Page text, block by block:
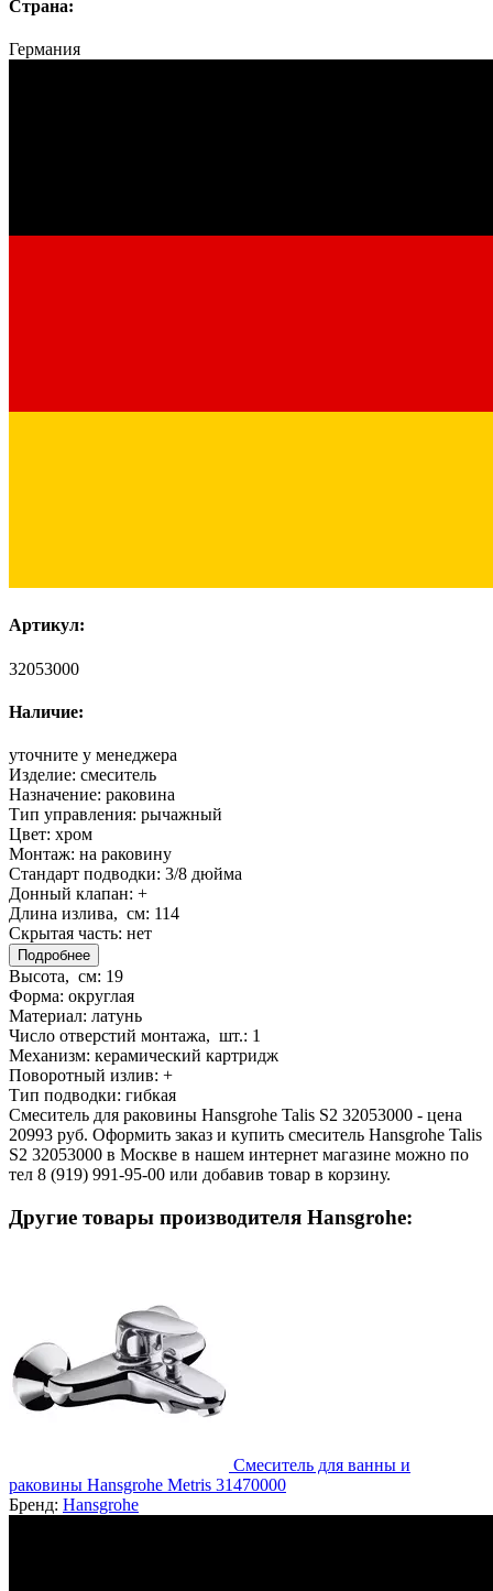
Страна:
Германия
Артикул:
32053000
Наличие:
уточните у менеджера
Изделие: смеситель
Назначение: раковина
Тип управления: рычажный
Цвет: хром
Монтаж: на раковину
Стандарт подводки: 3/8 дюйма
Донный клапан: +
Длина излива, см: 114
Скрытая часть: нет
Подробнее
Высота, см: 19
Форма: округлая
Материал: латунь
Число отверстий монтажа, шт.: 1
Механизм: керамический картридж
Поворотный излив: +
Тип подводки: гибкая
Смеситель для раковины Hansgrohe Talis S2 32053000 - цена
20993 руб. Оформить заказ и купить смеситель Hansgrohe Talis
S2 32053000 в Москве в нашем интернет магазине можно по
тел 8 (919) 991-95-00 или добавив товар в корзину.
Другие товары производителя Hansgrohe:
Смеситель для ванны и
раковины Hansgrohe Metris 31470000
Бренд: Hansgrohe